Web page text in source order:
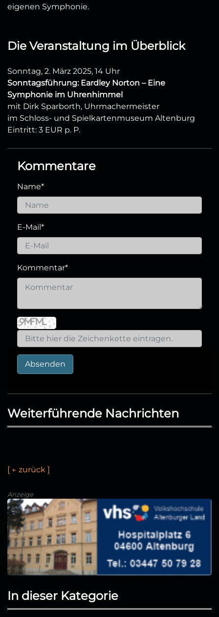
eigenen Symphonie.
Die Veranstaltung im Überblick
Sonntag, 2. März 2025, 14 Uhr
Sonntagsführung: Eardley Norton – Eine
Symphonie im Uhrenhimmel
mit Dirk Sparborth, Uhrmachermeister
im Schloss- und Spielkartenmuseum Altenburg
Eintritt: 3 EUR p. P.
Kommentare
Name*
E-Mail*
Kommentar*
Absenden
Weiterführende Nachrichten
[ ← z urü c k ]
Anzeige
In dieser Kategorie